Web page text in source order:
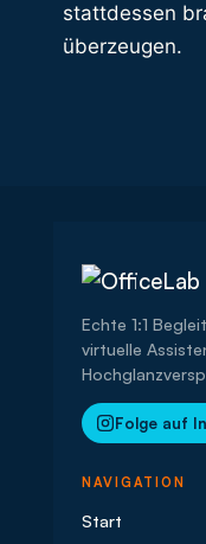
stattdessen
überzeugen.
Echte 1:1
virtuelle
Folge auf
NAVIGATION
Start